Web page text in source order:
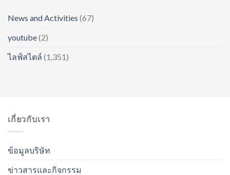
News and Activities (67)
youtube(2)
ไลฟ์สไตล์ (1,351)
เกี่ยวกับเรา
ข้อมูลบริษัท
ข่าวสารและกิจกรรม